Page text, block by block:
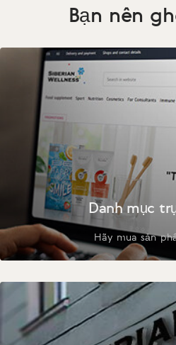
Bạn nên
Danh mục
Hãy mua sản